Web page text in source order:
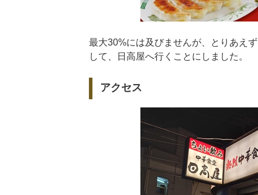
最大30%には及びませんが、とりあえ
して、日高屋へ行くことにしました。
アクセス